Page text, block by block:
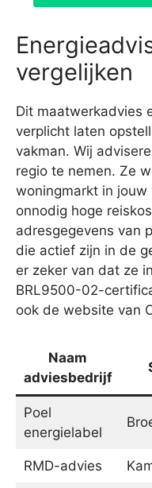
vergelijken
Dit maatwerkadvies
verplicht laten
vakman. Wij
regio te nemen. Ze
woningmarkt in
onnodig hoge
adresgegevens van
die actief zijn in de
er zeker van dat ze
BRL9500-02-
ook de website van
Naam
adviesbedrijf
Poel
energielabel
RMD-advies